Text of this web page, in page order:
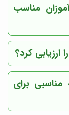
مناسب
کرد؟
مناسبی برای